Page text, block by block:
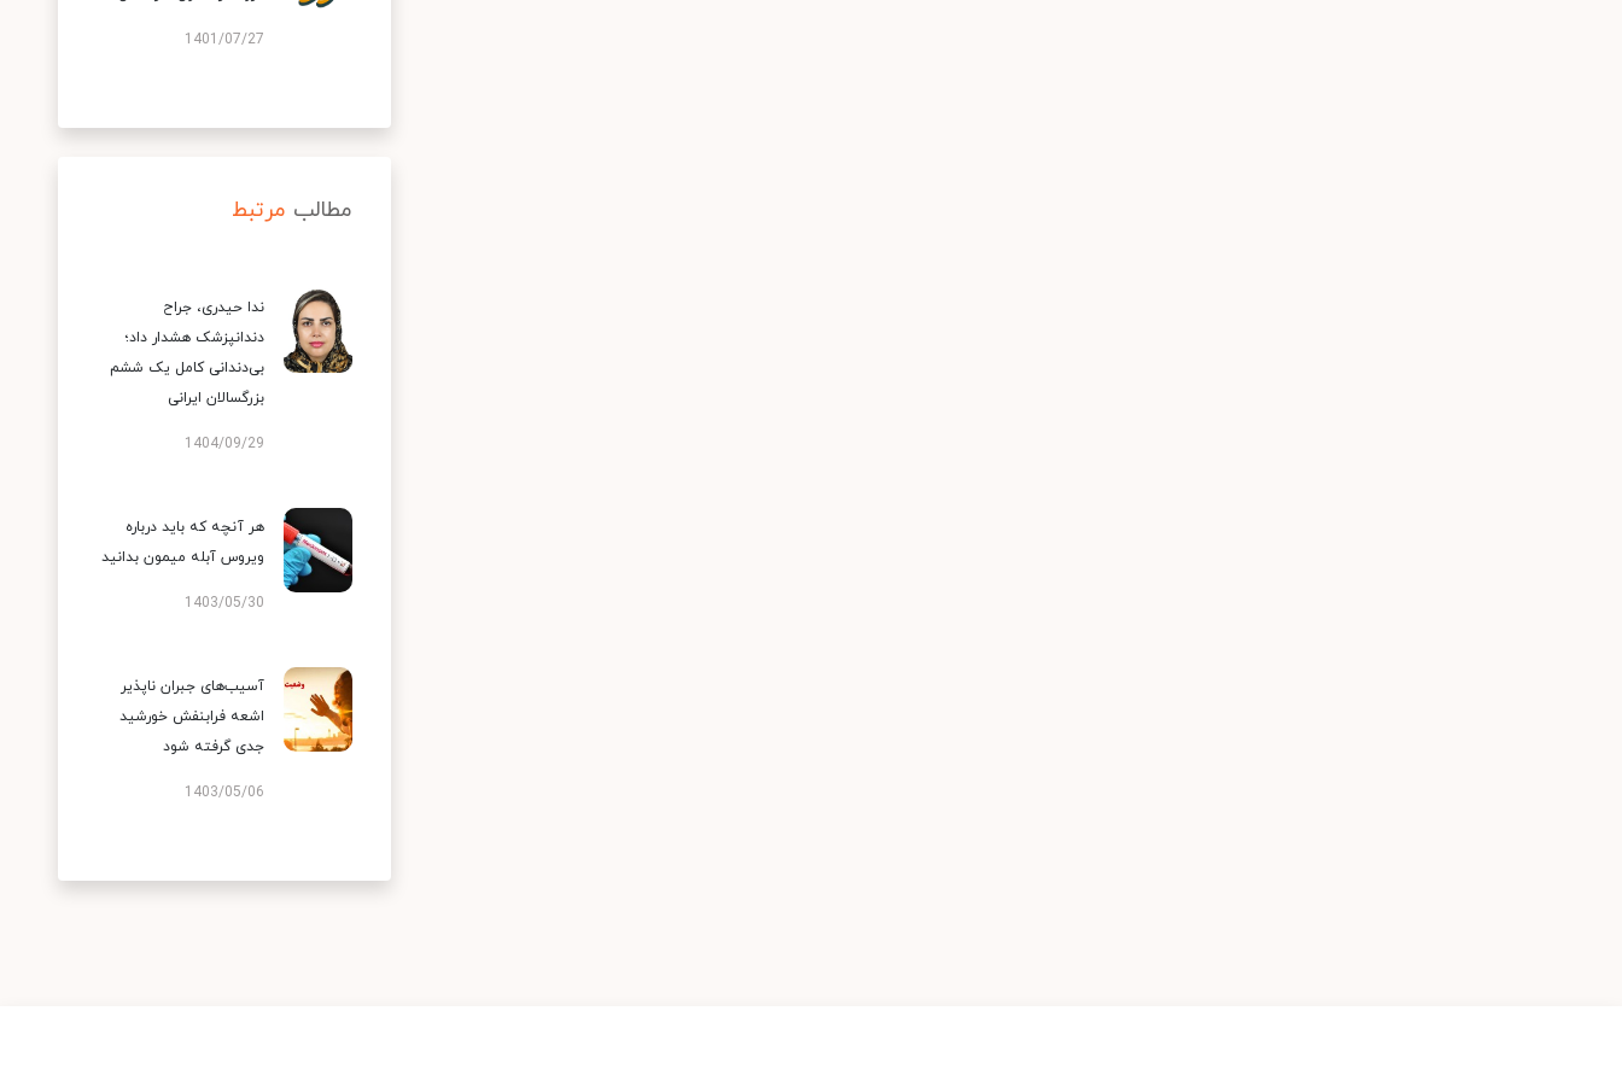
1401/07/27
مطالب مرتبط
ندا حیدری، جراح
دندانپزشک هشدار داد؛
بی‌دندانی کامل یک ششم
بزرگسالان ایرانی
1404/09/29
هر آنچه که باید درباره
ویروس آبله میمون بدانید
1403/05/30
آسیب‌های جبران ناپذیر
اشعه فرابنفش خورشید
جدی گرفته شود
1403/05/06